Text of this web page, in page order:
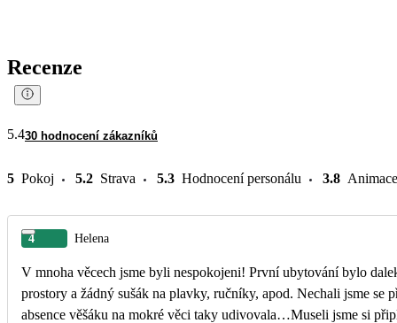
Recenze
5.430 hodnocení zákazníků
5 Pokoj 5.2 Strava 5.3 Hodnocení personálu 3.8 Animace
4 Helena
V mnoha věcech jsme byli nespokojeni! První ubytování bylo
prostory a žádný sušák na plavky, ručníky, apod. Nechali jsme se přestěhovat z konce atolu blíž k hlavní restauraci a recepci a tady jsme byli spokojeni, i když i tady nás
absence věšáku na mokré věci taky udivovala…Museli jsme si